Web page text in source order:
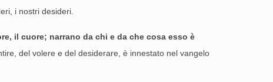
i nostri desideri.
il cuore; narrano da chi e da che cosa esso è
del volere e del desiderare, è innestato nel vangelo